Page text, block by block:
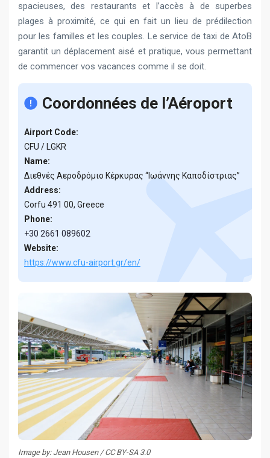
spacieuses, des restaurants et l’accès à de superbes
plages à proximité, ce qui en fait un lieu de prédilection
pour les familles et les couples. Le service de taxi de AtoB
garantit un déplacement aisé et pratique, vous permettant
de commencer vos vacances comme il se doit.
Coordonnées de l’Aéroport
Airport Code:
CFU / LGKR
Name:
Διεθνές Αεροδρόμιο Κέρκυρας “Ιωάννης Καποδίστριας”
Address:
Corfu 491 00, Greece
Phone:
+30 2661 089602
Website:
https://www.cfu-airport.gr/en/
Image by: Jean Housen / CC BY-SA 3.0